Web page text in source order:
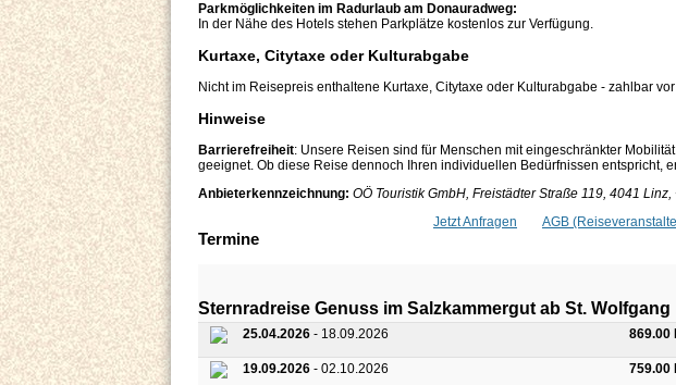
Parkmöglichkeiten im Radurlaub am Donauradweg:
In der Nähe des Hotels stehen Parkplätze kostenlos zur Verfügung.
Kurtaxe, Citytaxe oder Kulturabgabe
Nicht im Reisepreis enthaltene Kurtaxe, Citytaxe oder Kulturabgabe - zahlbar
Hinweise
Barrierefreiheit: Unsere Reisen sind für Menschen mit eingeschränkter
geeignet. Ob diese Reise dennoch Ihren individuellen Bedürfnissen entspricht,
Anbieterkennzeichnung: OÖ Touristik GmbH, Freistädter Straße 119, 4041
Jetzt Anfragen
AGB
Termine
Sternradreise Genuss im Salzkammergut ab St. Wolfgang
25.04.2026 - 18.09.2026 869.00
19.09.2026 - 02.10.2026 759.00